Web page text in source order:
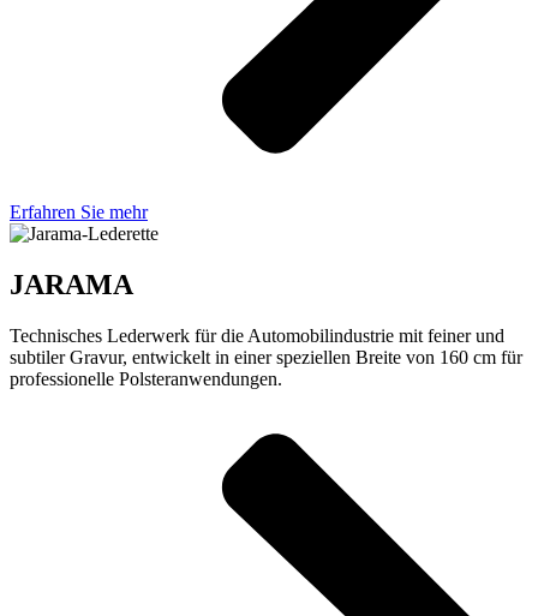
Erfahren Sie mehr
JARAMA
Technisches Lederwerk für die Automobilindustrie mit feiner und
subtiler Gravur, entwickelt in einer speziellen Breite von 160 cm für
professionelle Polsteranwendungen.